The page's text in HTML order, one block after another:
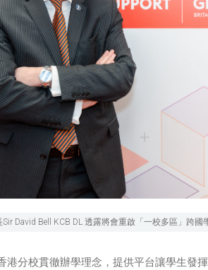
David Bell KCB DL 透露將會重啟「一校多區」跨國
港分校貫徹辦學理念，提供平台讓學生發